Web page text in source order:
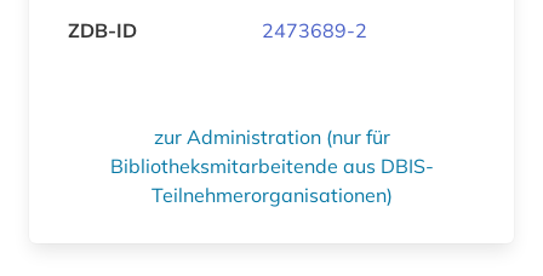
ZDB-ID 2473689-2
zur Administration (nur für
Bibliotheksmitarbeitende aus DBIS-
Teilnehmerorganisationen)